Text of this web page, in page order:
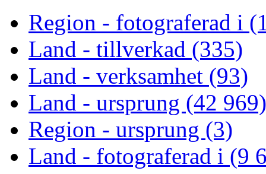
Region - fotograferad i
Land - tillverkad (335)
Land - verksamhet (93)
Land - ursprung (42 969)
Region - ursprung (3)
Land - fotograferad i (9